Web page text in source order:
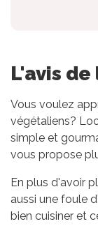
L'avis
Vous voulez
végétaliens?
simple et
vous propose
En plus d'avoir
aussi une foule
bien cuisiner et